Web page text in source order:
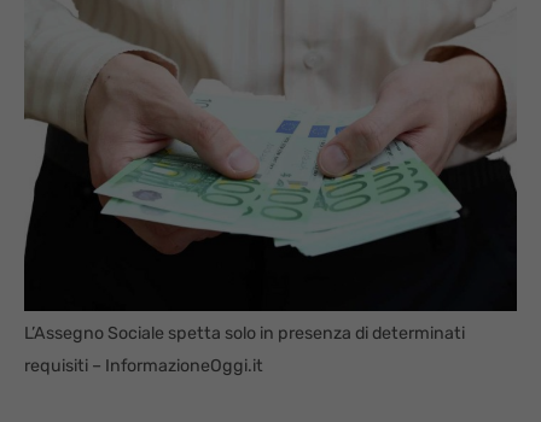
L’Assegno Sociale spetta solo in presenza di determinati
requisiti – InformazioneOggi.it